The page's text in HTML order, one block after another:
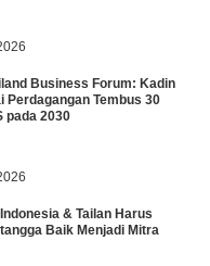
Business Forum: Kadin
Perdagangan Tembus 30
pada 2030
& Tailan Harus
Baik Menjadi Mitra